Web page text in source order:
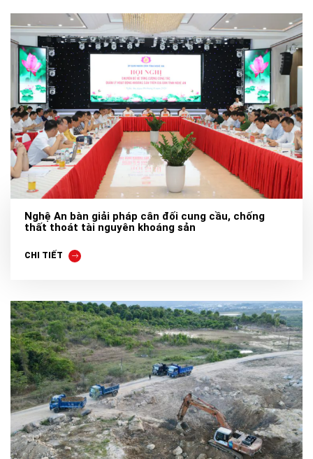
Nghệ An bàn giải pháp cân đối cung cầu, chống
thất thoát tài nguyên khoáng sản
CHI TIẾT